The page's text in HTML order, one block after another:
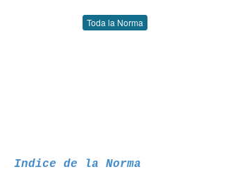
Toda la Norma
Indice de la Norma